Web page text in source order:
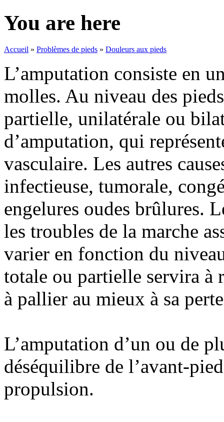
You are here
Accueil » Problèmes de pieds » Douleurs aux pieds
L’amputation consiste en
molles. Au niveau des
partielle, unilatérale ou
d’amputation, qui
vasculaire. Les autres
infectieuse, tumorale,
engelures oudes brûlures.
les troubles de la marche
varier en fonction du
totale ou partielle servira à
à pallier au mieux à sa
L’amputation d’un ou de
déséquilibre de l’avant-
propulsion.